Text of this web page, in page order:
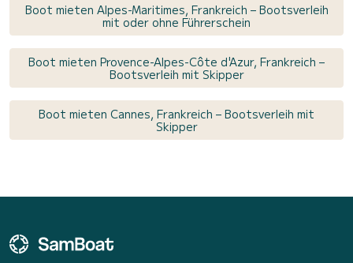
Boot mieten Alpes-Maritimes, Frankreich – Bootsverleih
mit oder ohne Führerschein
Boot mieten Provence-Alpes-Côte d'Azur, Frankreich –
Bootsverleih mit Skipper
Boot mieten Cannes, Frankreich – Bootsverleih mit
Skipper